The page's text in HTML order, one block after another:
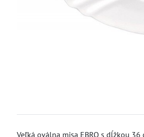
Veľká oválna misa EBRO s dĺžkou